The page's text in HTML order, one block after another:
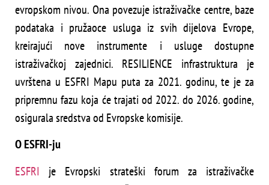
evropskom nivou. Ona povezuje istraživačke centre, baze
podataka i pružaoce usluga iz svih dijelova Evrope,
kreirajući nove instrumente i usluge dostupne
istraživačkoj zajednici. RESILIENCE infrastruktura je
uvrštena u ESFRI Mapu puta za 2021. godinu, te je za
pripremnu fazu koja će trajati od 2022. do 2026. godine,
osigurala sredstva od Evropske komisije.
O ESFRI-ju
ESFRI je Evropski strateški forum za istraživačke